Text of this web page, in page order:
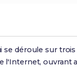
déroule sur trois
l'Internet, ouvrant